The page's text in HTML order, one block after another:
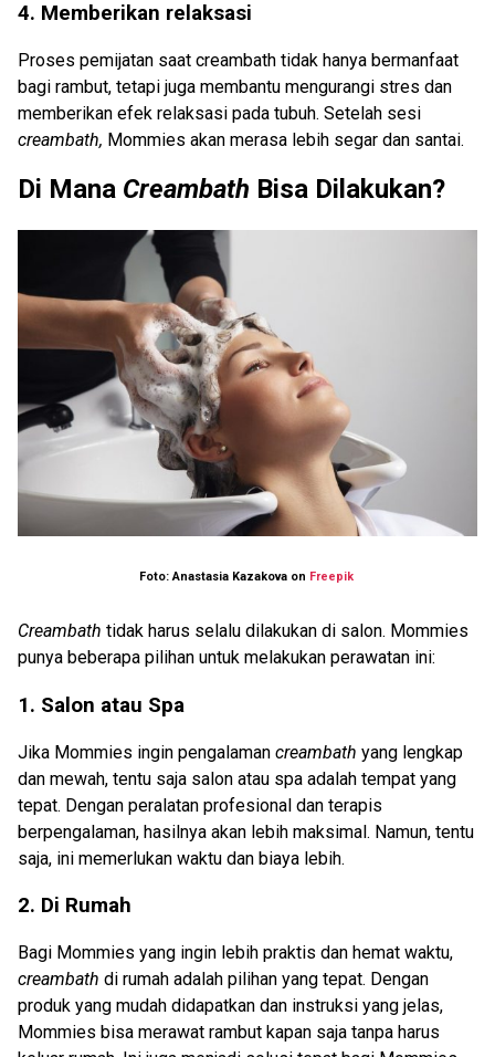
4. Memberikan relaksasi
Proses pemijatan saat creambath tidak hanya bermanfaat
bagi rambut, tetapi juga membantu mengurangi stres dan
memberikan efek relaksasi pada tubuh. Setelah sesi
creambath, Mommies akan merasa lebih segar dan santai.
Di Mana Creambath Bisa Dilakukan?
Foto: Anastasia Kazakova on Freepik
Creambath tidak harus selalu dilakukan di salon. Mommies
punya beberapa pilihan untuk melakukan perawatan ini:
1. Salon atau Spa
Jika Mommies ingin pengalaman creambath yang lengkap
dan mewah, tentu saja salon atau spa adalah tempat yang
tepat. Dengan peralatan profesional dan terapis
berpengalaman, hasilnya akan lebih maksimal. Namun, tentu
saja, ini memerlukan waktu dan biaya lebih.
2. Di Rumah
Bagi Mommies yang ingin lebih praktis dan hemat waktu,
creambath di rumah adalah pilihan yang tepat. Dengan
produk yang mudah didapatkan dan instruksi yang jelas,
Mommies bisa merawat rambut kapan saja tanpa harus